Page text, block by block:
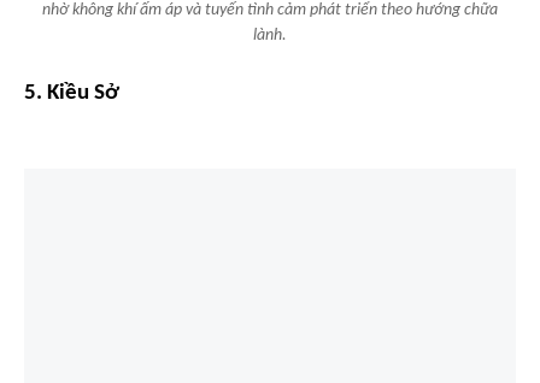
nhờ không khí ấm áp và tuyến tình cảm phát triển theo hướng chữa
lành.
5. Kiều Sở